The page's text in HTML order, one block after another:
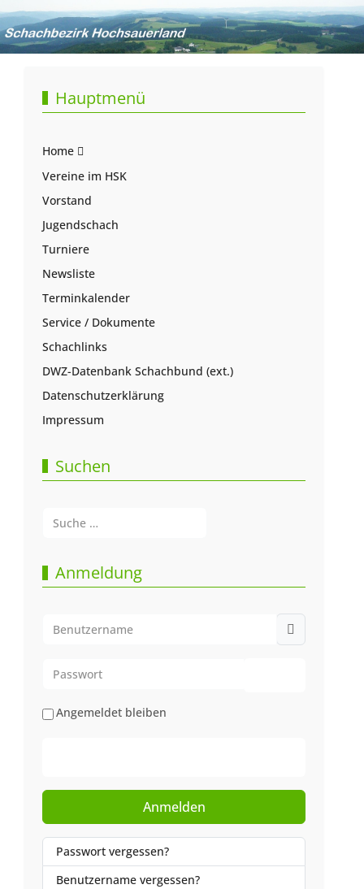
Hauptmenü
Home
Vereine im HSK
Vorstand
Jugendschach
Turniere
Newsliste
Terminkalender
Service / Dokumente
Schachlinks
DWZ-Datenbank Schachbund (ext.)
Datenschutzerklärung
Impressum
Suchen
Anmeldung
Angemeldet bleiben
Anmelden
Passwort vergessen?
Benutzername vergessen?